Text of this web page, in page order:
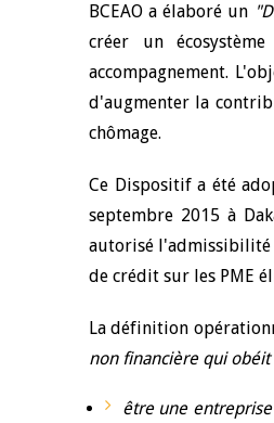
BCEAO a élaboré un
créer un
accompagnement.
d'augmenter la
chômage.
Ce Dispositif a été
septembre 2015 à
autorisé l'admissibilité
de crédit sur les PME
La définition
non financière qui obéit
être une